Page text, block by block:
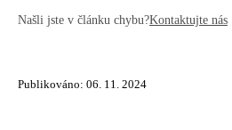
Našli jste v článku chybu?Kontaktujte nás
Publikováno: 06. 11. 2024